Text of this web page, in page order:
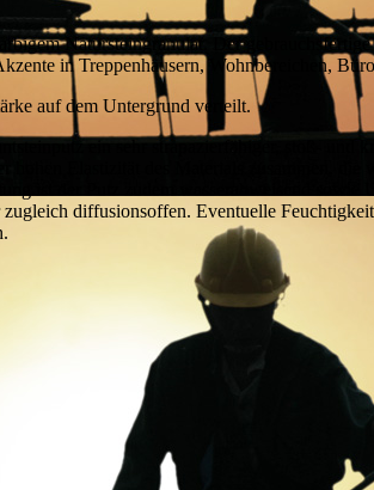
Natursteingranulat. Der
in Treppenhäusern, Wohnbereichen,
auf dem Untergrund verteilt.
diffusionsoffen. Eventuelle